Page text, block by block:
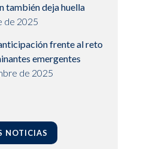
también deja huella
de 2025
frente al reto
emergentes
de 2025
NOTICIAS